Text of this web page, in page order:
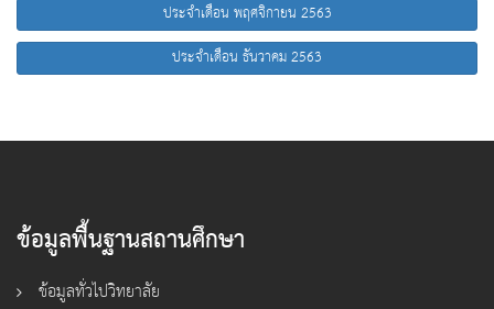
ประจำเดือน พฤศจิกายน 2563
ประจำเดือน ธันวาคม 2563
ข้อมูลพื้นฐานสถานศึกษา
ข้อมูลทั่วไปวิทยาลัย